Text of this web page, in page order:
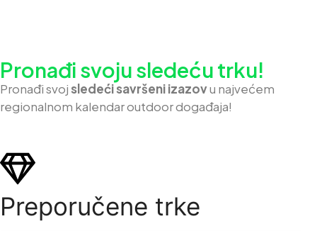
Pronađi svoju sledeću trku!
Pronađi svojsledeći savršeni izazovu najvećem
regionalnom kalendar outdoor događaja!
Preporučene trke